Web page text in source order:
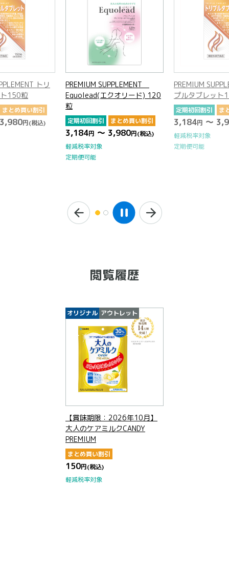
トリ
150粒
まとめ買い割引
円(税込)
PREMIUM SUPPLEMENT
Equolead(エクオリード) 120
粒
定期初回割引 まとめ買い割引
3,184円 ～ 3,980円(税込)
軽減税率対象
定期便可能
PREMIUM
プルタブレット
定期初回割引 ま
3,184円 ～
軽減税率対象
定期便可能
閲覧履歴
オリジナル アウトレット
【賞味期限：2026年10月】
大人のケアミルクCANDY
PREMIUM
まとめ買い割引
150円(税込)
軽減税率対象